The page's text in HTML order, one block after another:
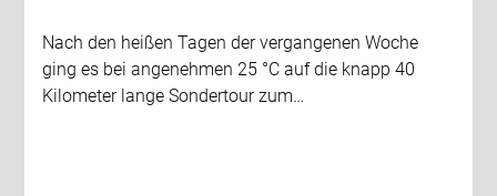
Nach den heißen Tagen der vergangenen Woche
ging es bei angenehmen 25 °C auf die knapp 40
Kilometer lange Sondertour zum…